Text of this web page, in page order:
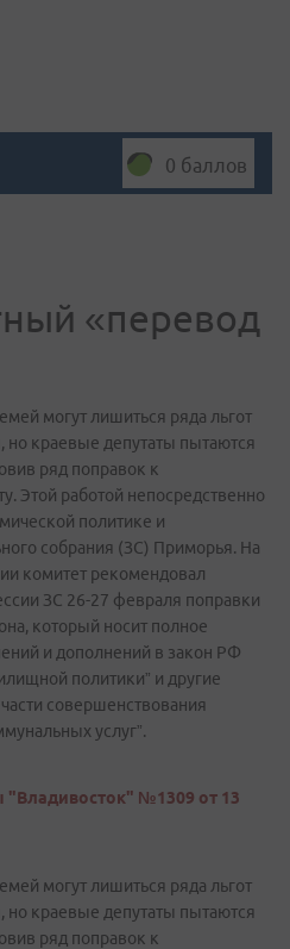
0 баллов
«перевод
могут лишиться ряда льгот
но краевые депутаты пытаются
ряд поправок к
Этой работой непосредственно
политике и
собрания (ЗС) Приморья. На
комитет рекомендовал
ЗС 26-27 февраля поправки
который носит полное
и дополнений в закон РФ
политики” и другие
совершенствования
услуг”.
"Владивосток" №1309 от 13
могут лишиться ряда льгот
но краевые депутаты пытаются
ряд поправок к